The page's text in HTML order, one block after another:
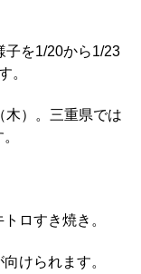
子を1/20から1/23
。
木）。三重県では
ロすき焼き。
けられます。